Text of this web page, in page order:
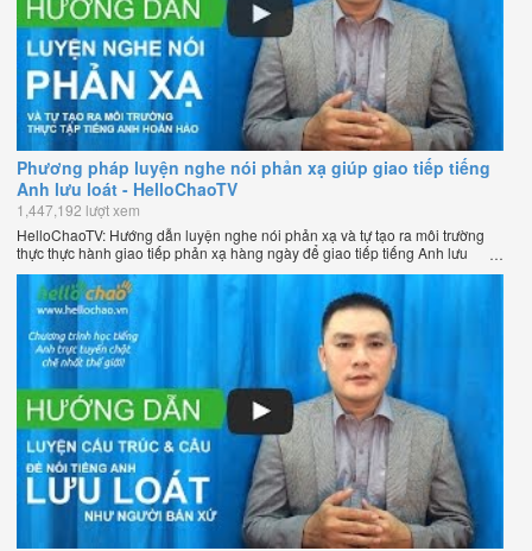
Phương pháp luyện nghe nói phản xạ giúp giao tiếp tiếng
Anh lưu loát - HelloChaoTV
1,447,192 lượt xem
HelloChaoTV: Hướng dẫn luyện nghe nói phản xạ và tự tạo ra môi trường
thực thực hành giao tiếp phản xạ hàng ngày để giao tiếp tiếng Anh lưu
loát như người bản xứ của thầy Phạm Việt Thắng - đồng sáng lập
HelloChao.vn - Chương trình dạy tiếng Anh trực tuyến chặt chẽ nhất thế
giới.